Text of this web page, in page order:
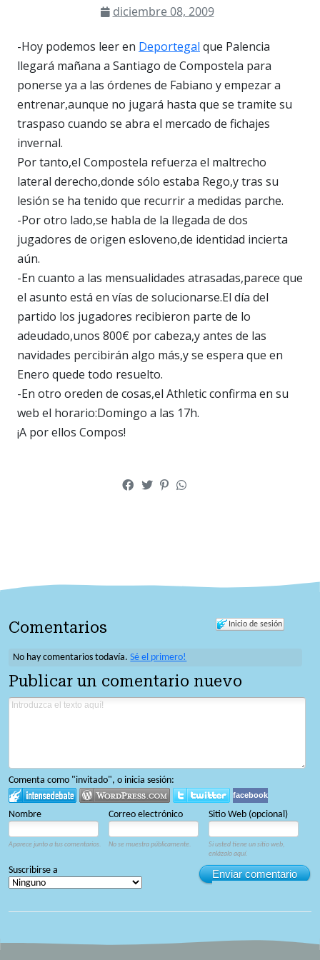
diciembre 08, 2009
-Hoy podemos leer en Deportegal que Palencia
llegará mañana a Santiago de Compostela para
ponerse ya a las órdenes de Fabiano y empezar a
entrenar,aunque no jugará hasta que se tramite su
traspaso cuando se abra el mercado de fichajes
invernal.
Por tanto,el Compostela refuerza el maltrecho
lateral derecho,donde sólo estaba Rego,y tras su
lesión se ha tenido que recurrir a medidas parche.
-Por otro lado,se habla de la llegada de dos
jugadores de origen esloveno,de identidad incierta
aún.
-En cuanto a las mensualidades atrasadas,parece que
el asunto está en vías de solucionarse.El día del
partido los jugadores recibieron parte de lo
adeudado,unos 800€ por cabeza,y antes de las
navidades percibirán algo más,y se espera que en
Enero quede todo resuelto.
-En otro oreden de cosas,el Athletic confirma en su
web el horario:Domingo a las 17h.
¡A por ellos Compos!
Inicio de sesión
Comentarios
No hay comentarios todavía.Sé el primero!
Publicar un comentario nuevo
Comenta como "invitado", o inicia sesión:
facebook
Nombre Correo electrónico Sitio Web (opcional)
Aparece junto a tus comentarios. No se muestra públicamente.
Si usted tiene un sitio web,
enlázalo aquí.
Enviar comentario
Suscribirse a